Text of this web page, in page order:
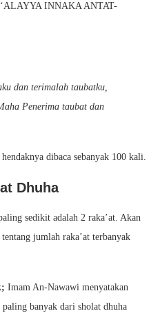
INNAKA ANTAT-
dan terimalah taubatku,
Penerima taubat dan
dibaca sebanyak 100 kali.
Dhuha
sedikit adalah 2 raka’at. Akan
jumlah raka’at terbanyak
Imam An-Nawawi menyatakan
banyak dari sholat dhuha